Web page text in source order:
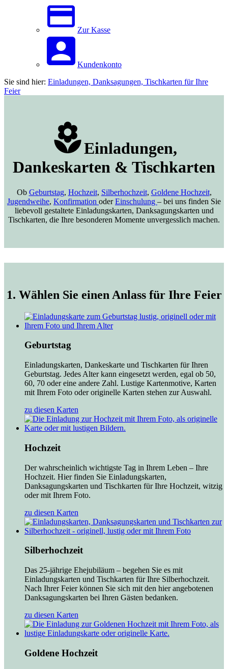
Zur Kasse
Kundenkonto
Sie sind hier: Einladungen, Danksagungen, Tischkarten für Ihre
Feier
Einladungen,
Dankeskarten & Tischkarten
Ob Geburtstag, Hochzeit, Silberhochzeit, Goldene Hochzeit,
Jugendweihe, Konfirmation oderEinschulung – bei uns finden Sie
liebevoll gestaltete Einladungskarten, Danksagungskarten und
Tischkarten, die Ihre besonderen Momente unvergesslich machen.
1. Wählen Sie einen Anlass für Ihre Feier
Geburtstag
Einladungskarten, Dankeskarte und Tischkarten für Ihren
Geburtstag. Jedes Alter kann eingesetzt werden, egal ob 50,
60, 70 oder eine andere Zahl. Lustige Kartenmotive, Karten
mit Ihrem Foto oder originelle Karten stehen zur Auswahl.
zu diesen Karten
Hochzeit
Der wahrscheinlich wichtigste Tag in Ihrem Leben – Ihre
Hochzeit. Hier finden Sie Einladungskarten,
Danksagungskarten und Tischkarten für Ihre Hochzeit, witzig
oder mit Ihrem Foto.
zu diesen Karten
Silberhochzeit
Das 25-jährige Ehejubiläum – begehen Sie es mit
Einladungskarten und Tischkarten für Ihre Silberhochzeit.
Nach Ihrer Feier können Sie sich mit den hier angebotenen
Danksagungskarten bei Ihren Gästen bedanken.
zu diesen Karten
Goldene Hochzeit